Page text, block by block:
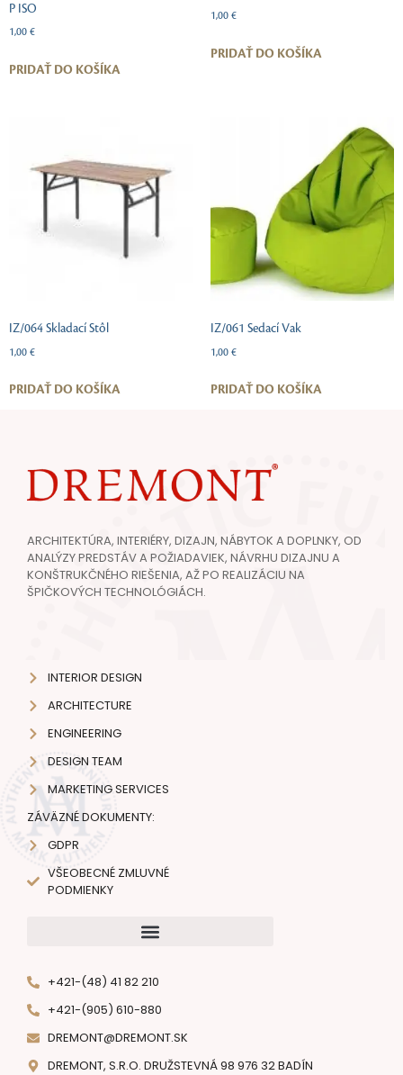
P ISO
1,00 €
PRIDAŤ DO KOŠÍKA
1,00 €
PRIDAŤ DO KOŠÍKA
IZ/064 Skladací Stôl
1,00 €
PRIDAŤ DO KOŠÍKA
IZ/061 Sedací Vak
1,00 €
PRIDAŤ DO KOŠÍKA
ARCHITEKTÚRA, INTERIÉRY, DIZAJN, NÁBYTOK A DOPLNKY, OD
ANALÝZY PREDSTÁV A POŽIADAVIEK, NÁVRHU DIZAJNU A
KONŠTRUKČNÉHO RIEŠENIA, AŽ PO REALIZÁCIU NA
ŠPIČKOVÝCH TECHNOLÓGIÁCH.
INTERIOR DESIGN
ARCHITECTURE
ENGINEERING
DESIGN TEAM
MARKETING SERVICES
ZÁVÄZNÉ DOKUMENTY:
GDPR
VŠEOBECNÉ ZMLUVNÉ
PODMIENKY
+421-(48) 41 82 210
+421-(905) 610-880
DREMONT@DREMONT.SK
DREMONT, S.R.O. DRUŽSTEVNÁ 98 976 32 BADÍN